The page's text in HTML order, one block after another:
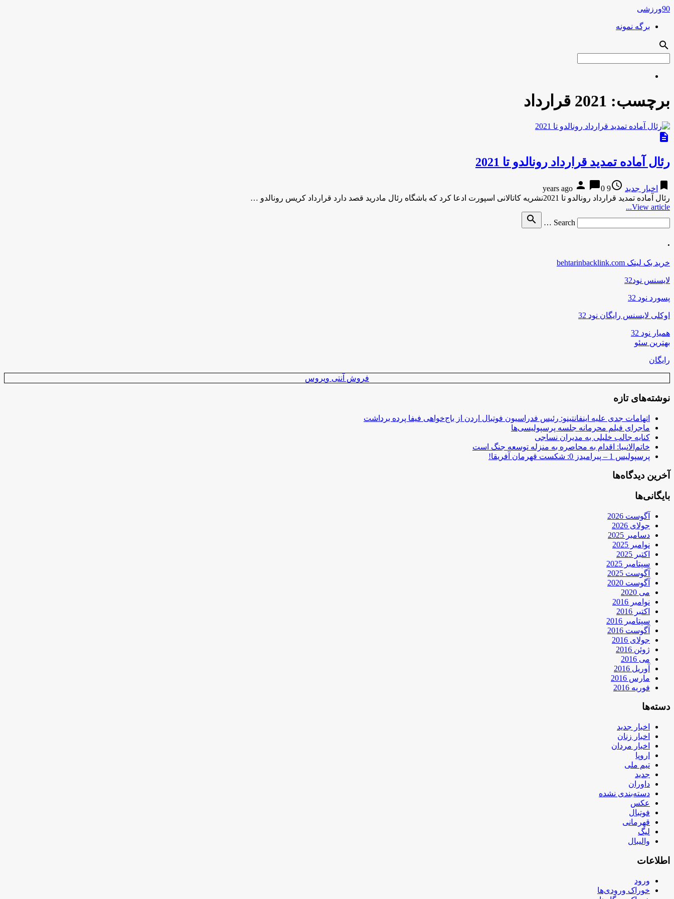
90ورزشی
برگه نمونه
search
برچسب: 2021 قرارداد
description
رئال آماده تمدید قرارداد رونالدو تا 2021
bookmark اخبار جدید access_time
9 years ago
person chat_bubble0
رئال آماده تمدید قرارداد رونالدو تا 2021نشریه کاتالانی اسپورت ادعا کرد که باشگاه رئال مادرید قصد دارد قرارداد کریس رونالدو …
View article...
Search …
search
.
خرید بک لینک behtarinbacklink.com
لایسنس نود32
پسورد نود 32
اوکلی لایسنس رایگان نود 32
همیار نود 32
بهترین سئو
رایگان
فروش آنتی ویروس
نوشته‌های تازه
اتهامات جدی علیه اینفانتینو: رئیس فدراسیون فوتبال اردن از باج‌خواهی فیفا پرده برداشت
ماجرای فیلم محرمانه جلسه پرسپولیسی‌ها
کنایه جالب خلیلی به مدیران نساجی
خاتم‌الانبیا: اقدام به محاصره به منزله توسعه جنگ است
پرسپولیس 1 – پیرامیدز 0: شکست قهرمان آفریقا!
آخرین دیدگاه‌ها
بایگانی‌ها
آگوست 2026
جولای 2026
دسامبر 2025
نوامبر 2025
اکتبر 2025
سپتامبر 2025
آگوست 2025
آگوست 2020
می 2020
نوامبر 2016
اکتبر 2016
سپتامبر 2016
آگوست 2016
جولای 2016
ژوئن 2016
می 2016
آوریل 2016
مارس 2016
فوریه 2016
دسته‌ها
اخبار جدید
اخبار زنان
اخبار مردان
اروپا
تیم ملی
جدید
داوران
دسته‌بندی نشده
عکس
فوتبال
قهرمانی
لیگ
والیبال
اطلاعات
ورود
خوراک ورودی‌ها